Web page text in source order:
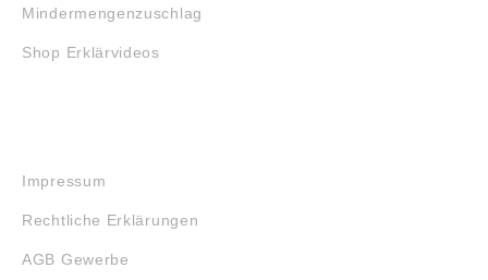
Mindermengenzuschlag
Shop Erklärvideos
Impressum
Rechtliche Erklärungen
AGB Gewerbe